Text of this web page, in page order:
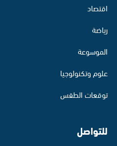
اقتصاد
رياضة
الموسوعة
علوم وتكنولوجيا
توقعات الطقس
للتواصل